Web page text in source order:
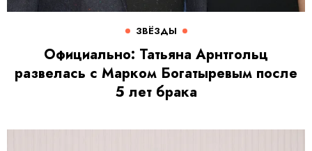
ЗВЁЗДЫ
Официально: Татьяна Арнтгольц
развелась с Марком Богатыревым после
5 лет брака